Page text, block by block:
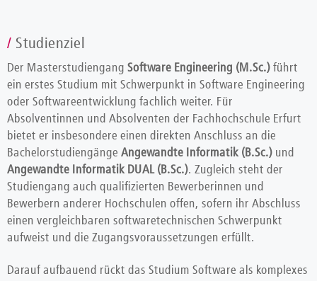
Studienziel
Der Masterstudiengang Software Engineering (M.Sc.) führt
ein erstes Studium mit Schwerpunkt in Software Engineering
oder Softwareentwicklung fachlich weiter. Für
Absolventinnen und Absolventen der Fachhochschule Erfurt
bietet er insbesondere einen direkten Anschluss an die
Bachelorstudiengänge Angewandte Informatik (B.Sc.) und
Angewandte Informatik DUAL (B.Sc.). Zugleich steht der
Studiengang auch qualifizierten Bewerberinnen und
Bewerbern anderer Hochschulen offen, sofern ihr Abschluss
einen vergleichbaren softwaretechnischen Schwerpunkt
aufweist und die Zugangsvoraussetzungen erfüllt.
Darauf aufbauend rückt das Studium Software als komplexes